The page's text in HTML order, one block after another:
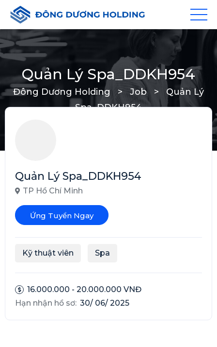
Quản Lý Spa_DDKH954
Đông Dương Holding > Job >
Quản Lý
Spa_DDKH954
Quản Lý Spa_DDKH954
TP Hồ Chí Minh
Ứng Tuyển Ngay
Kỹ thuật viên Spa
16.000.000 - 20.000.000 VNĐ
Hạn nhận hồ sơ: 30/ 06/ 2025